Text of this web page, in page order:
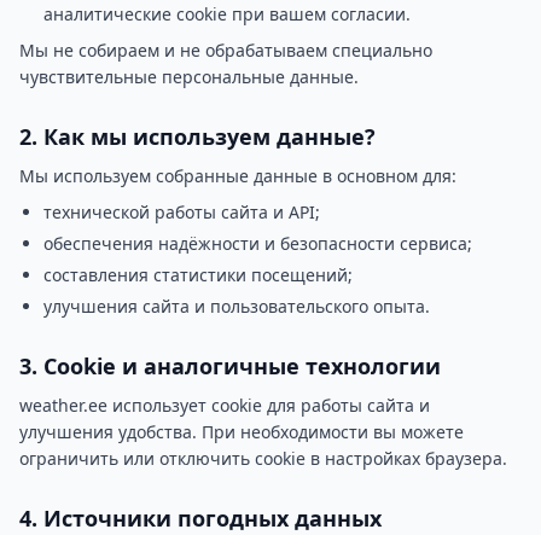
аналитические cookie при вашем согласии.
Мы не собираем и не обрабатываем специально
чувствительные персональные данные.
2. Как мы используем данные?
Мы используем собранные данные в основном для:
технической работы сайта и API;
обеспечения надёжности и безопасности сервиса;
составления статистики посещений;
улучшения сайта и пользовательского опыта.
3. Cookie и аналогичные технологии
weather.ee использует cookie для работы сайта и
улучшения удобства. При необходимости вы можете
ограничить или отключить cookie в настройках браузера.
4. Источники погодных данных